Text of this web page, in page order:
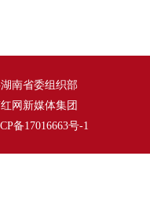
南省委组织部
网新媒体集团
备17016663号-1